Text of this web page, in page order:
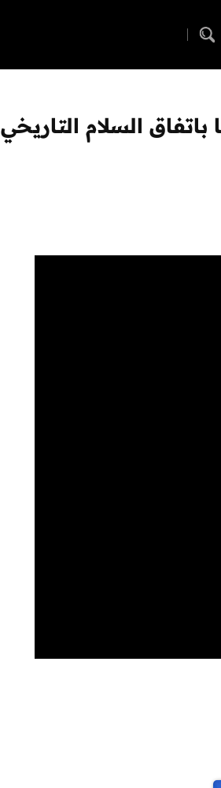
السلام التاريخي